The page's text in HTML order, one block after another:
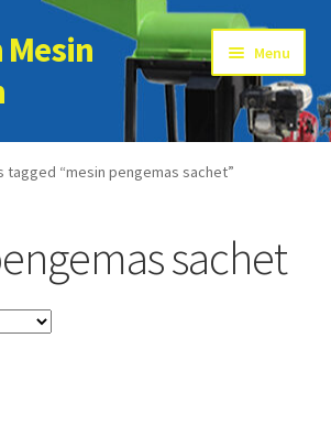
Menu
tagged “mesin pengemas sachet”
sachet